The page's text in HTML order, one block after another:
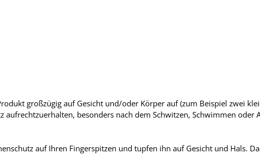
großzügig auf Gesicht und/oder Körper auf (zum Beispiel zwei
besonders nach dem Schwitzen, Schwimmen oder
auf Ihren Fingerspitzen und tupfen ihn auf Gesicht und Hals.